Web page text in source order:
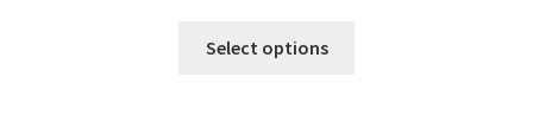
Select options